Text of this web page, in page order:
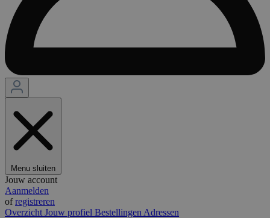
Menu sluiten
Jouw account
Aanmelden
ofregistreren
Overzicht Jouw profiel Bestellingen Adressen